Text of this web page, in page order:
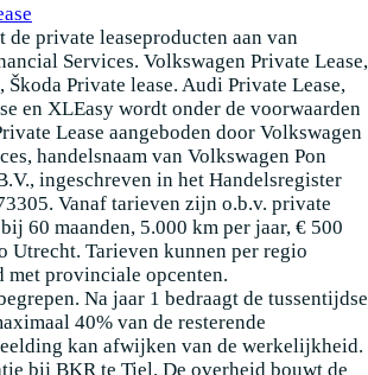
private leaseproducten aan van
Services. Volkswagen Private Lease,
Škoda Private lease. Audi Private Lease,
en XLEasy wordt onder de voorwaarden
Lease aangeboden door Volkswagen
handelsnaam van Volkswagen Pon
ingeschreven in het Handelsregister
Vanaf tarieven zijn o.b.v. private
60 maanden, 5.000 km per jaar, € 500
Utrecht. Tarieven kunnen per regio
provinciale opcenten.
Na jaar 1 bedraagt de tussentijdse
40% van de resterende
kan afwijken van de werkelijkheid.
bij BKR te Tiel. De overheid bouwt de